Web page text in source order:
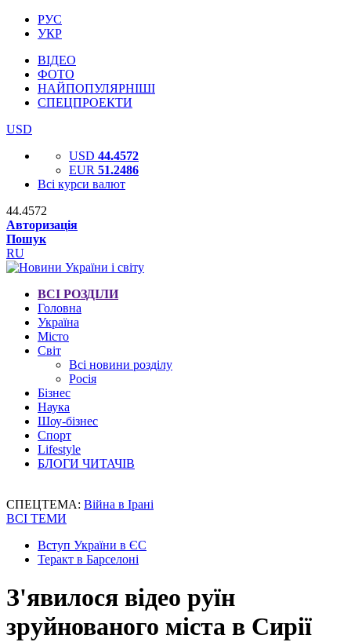
РУС
УКР
ВІДЕО
ФОТО
НАЙПОПУЛЯРНІШІ
СПЕЦПРОЕКТИ
USD
USD 44.4572
EUR 51.2486
Всі курси валют
44.4572
Авторизація
Пошук
RU
ВСІ РОЗДІЛИ
Головна
Україна
Місто
Світ
Всі новини розділу
Росія
Бізнес
Наука
Шоу-бізнес
Спорт
Lifestyle
БЛОГИ ЧИТАЧІВ
СПЕЦТЕМА: Війна в Ірані
ВСІ ТЕМИ
Вступ України в ЄС
Теракт в Барселоні
З'явилося відео руїн
зруйнованого міста в Сирії